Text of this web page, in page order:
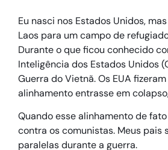
Eu nasci nos Estados Unidos,
Laos para um campo de
Durante o que ficou conhecido
Inteligência dos Estados Unidos
Guerra do Vietnã. Os EUA
alinhamento entrasse em
Quando esse alinhamento de
contra os comunistas. Meus pais
paralelas durante a guerra.